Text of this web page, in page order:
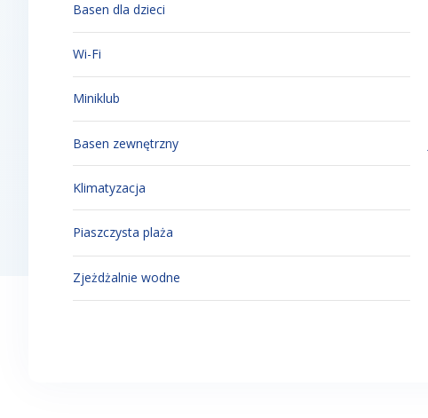
Basen dla dzieci
Wi-Fi
Miniklub
Basen zewnętrzny
Klimatyzacja
Piaszczysta plaża
Zjeżdżalnie wodne